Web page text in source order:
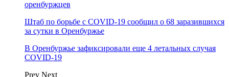
оренбуржцев
Штаб по борьбе с СOVID-19 сообщил о 68 заразившихся
за сутки в Оренбуржье
В Оренбуржье зафиксировали еще 4 летальных случая
COVID-19
Prev Next